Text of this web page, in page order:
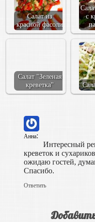
Салат из
красной фасоли
с
Салат "Зеленая
креветка"
Анна:
Интересный
креветок и
ожидаю гостей,
Спасибо.
Ответить